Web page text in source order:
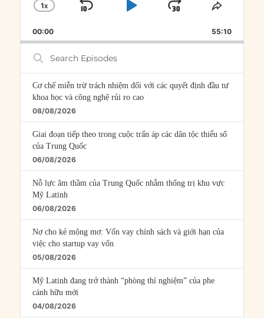
CHANGE
RATE
1X
SKIP
PLAYJUMP
FORWARD
SHARE
00:00 55:10
Search
Episodes
Cơ chế miễn trừ trách nhiệm đối với các quyết định đầu tư
khoa học và công nghệ rủi ro cao
08/08/2026
Giai đoạn tiếp theo trong cuộc trấn áp các dân tộc thiểu số
của Trung Quốc
06/08/2026
Nỗ lực âm thầm của Trung Quốc nhằm thống trị khu vực
Mỹ Latinh
06/08/2026
Nợ cho kẻ mộng mơ: Vốn vay chính sách và giới hạn của
việc cho startup vay vốn
05/08/2026
Mỹ Latinh đang trở thành “phòng thí nghiệm” của phe
cánh hữu mới
04/08/2026